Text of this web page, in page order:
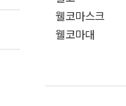
웰코마스크
웰코마대